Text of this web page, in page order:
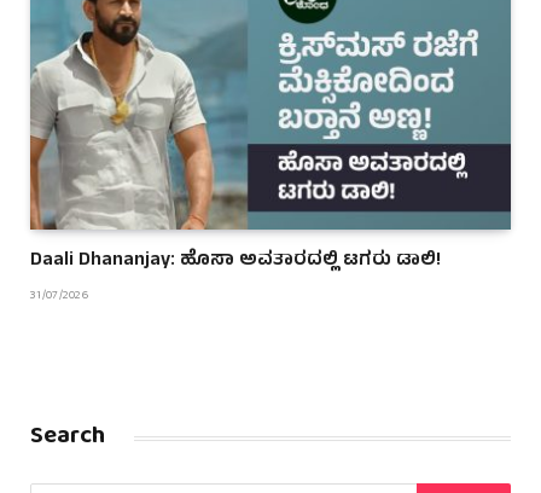
Daali Dhananjay: ಹೊಸಾ ಅವತಾರದಲ್ಲಿ ಟಗರು ಡಾಲಿ!
31/07/2026
Search